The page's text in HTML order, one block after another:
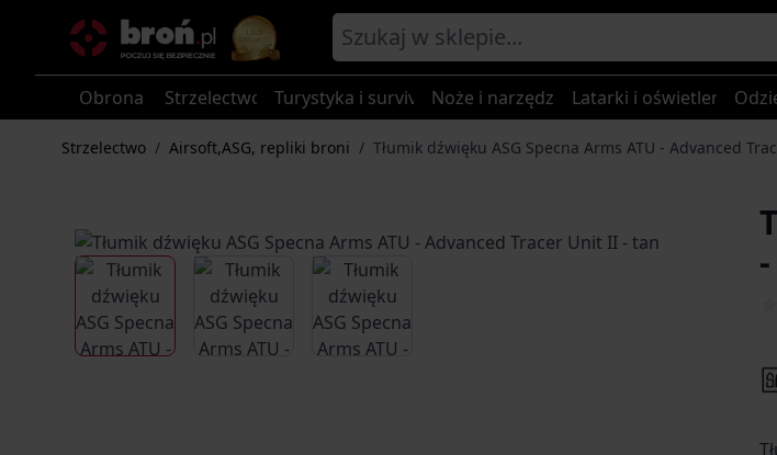
Obrona Strzelectwo Turystyka i survival Noże i narzędzia Latarki i oświetlenie
Strzelectwo / Airsoft,ASG, repliki broni / Tłumik dźwięku ASG Specna Arms ATU - Advanced
View larger imageView larger imageView larger image